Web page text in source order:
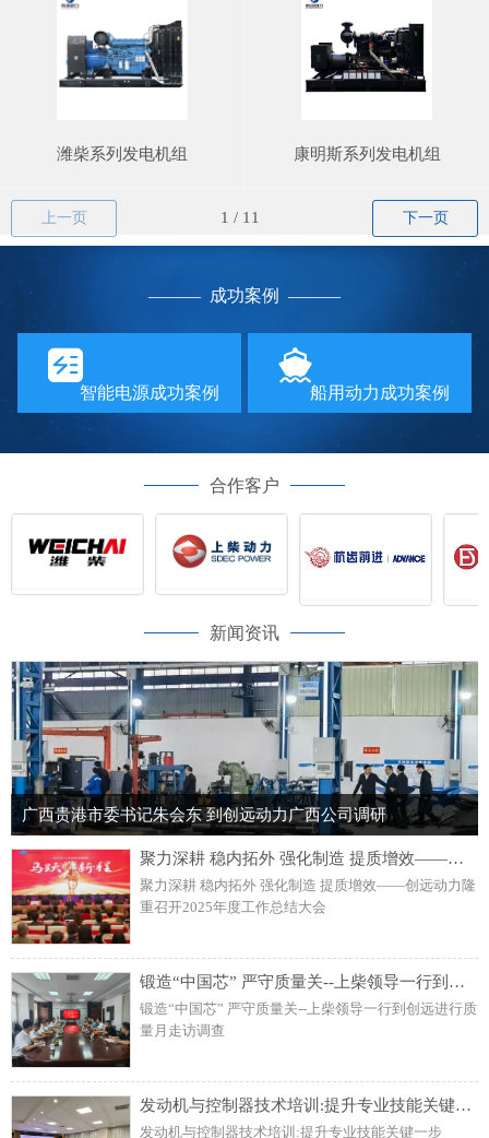
潍柴系列发电机组 康明斯系列发电机组
上一页 下一页
——— 成功案例 ———
智能电源成功案例 船用动力成功案例
合作客户
新闻资讯
广西贵港市委书记朱会东 到创远动力广西公司调研
聚力深耕 稳内拓外 强化制造 提质增效——创远动力隆重召开2025年度工作总结大会
聚力深耕 稳内拓外 强化制造 提质增效——创远动力隆
重召开2025年度工作总结大会
锻造“中国芯” 严守质量关--上柴领导一行到创远进行质量月走访调查
锻造“中国芯” 严守质量关--上柴领导一行到创远进行质
量月走访调查
发动机与控制器技术培训:提升专业技能关键一步
发动机与控制器技术培训:提升专业技能关键一步